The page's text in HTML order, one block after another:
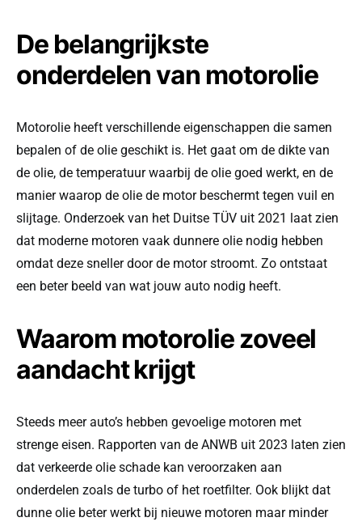
De belangrijkste
onderdelen van motorolie
Motorolie heeft verschillende eigenschappen die samen
bepalen of de olie geschikt is. Het gaat om de dikte van
de olie, de temperatuur waarbij de olie goed werkt, en de
manier waarop de olie de motor beschermt tegen vuil en
slijtage. Onderzoek van het Duitse TÜV uit 2021 laat zien
dat moderne motoren vaak dunnere olie nodig hebben
omdat deze sneller door de motor stroomt. Zo ontstaat
een beter beeld van wat jouw auto nodig heeft.
Waarom motorolie zoveel
aandacht krijgt
Steeds meer auto’s hebben gevoelige motoren met
strenge eisen. Rapporten van de ANWB uit 2023 laten zien
dat verkeerde olie schade kan veroorzaken aan
onderdelen zoals de turbo of het roetfilter. Ook blijkt dat
dunne olie beter werkt bij nieuwe motoren maar minder